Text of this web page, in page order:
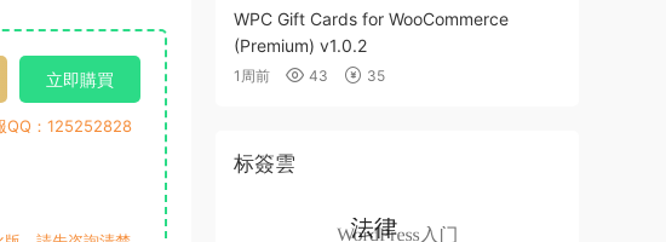
立即購買
QQ：125252828
WPC Gift Cards for WooCommerce
(Premium) v1.0.2
1周前 43 35
标簽雲